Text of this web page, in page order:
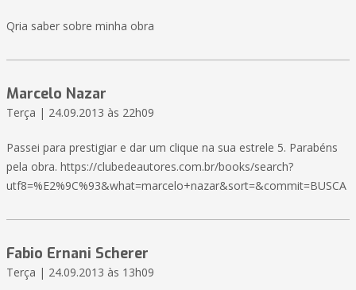
Qria saber sobre minha obra
Marcelo Nazar
Terça | 24.09.2013 às 22h09
Passei para prestigiar e dar um clique na sua estrele 5. Parabéns
pela obra. https://clubedeautores.com.br/books/search?
utf8=%E2%9C%93&what=marcelo+nazar&sort=&commit=BUSCA
Fabio Ernani Scherer
Terça | 24.09.2013 às 13h09